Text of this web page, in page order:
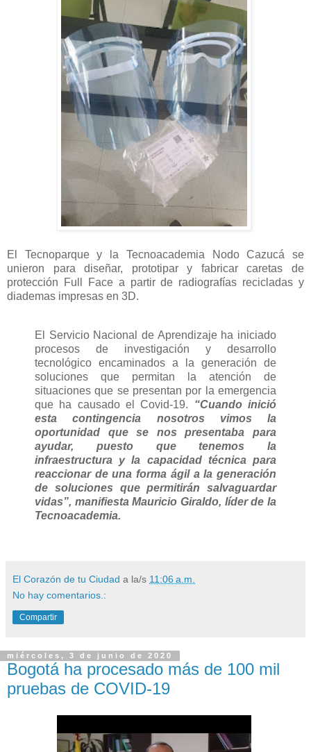
El Tecnoparque y la Tecnoacademia Nodo Cazucá se
unieron para diseñar, prototipar y fabricar caretas de
protección Full Face a partir de radiografías recicladas y
diademas impresas en 3D.
El Servicio Nacional de Aprendizaje ha iniciado
procesos de investigación y desarrollo
tecnológico encaminados a la generación de
soluciones que permitan la atención de
situaciones que se presentan por la emergencia
que ha causado el Covid-19. “Cuando inició
esta contingencia nosotros vimos la
oportunidad que se nos presentaba para
ayudar, puesto que tenemos la
infraestructura y la capacidad técnica para
reaccionar de una forma ágil a la generación
de soluciones que permitirán salvaguardar
vidas”, manifiesta Mauricio Giraldo, líder de la
Tecnoacademia.
El Corazón de tu Ciudad a la/s 11:06 a.m.
No hay comentarios.:
Compartir
miércoles, 3 de junio de 2020
Bogotá ha procesado más de 100 mil
pruebas de COVID-19